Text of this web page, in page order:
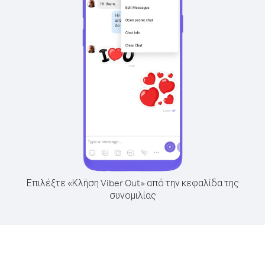
Επιλέξτε «Κλήση Viber Out» από την κεφαλίδα της
συνομιλίας